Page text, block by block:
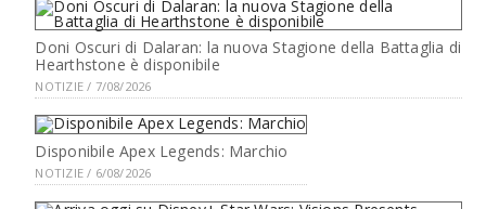
Doni Oscuri di Dalaran: la nuova Stagione della Battaglia di
Hearthstone è disponibile
NOTIZIE / 7/08/2026
Disponibile Apex Legends: Marchio
NOTIZIE / 6/08/2026